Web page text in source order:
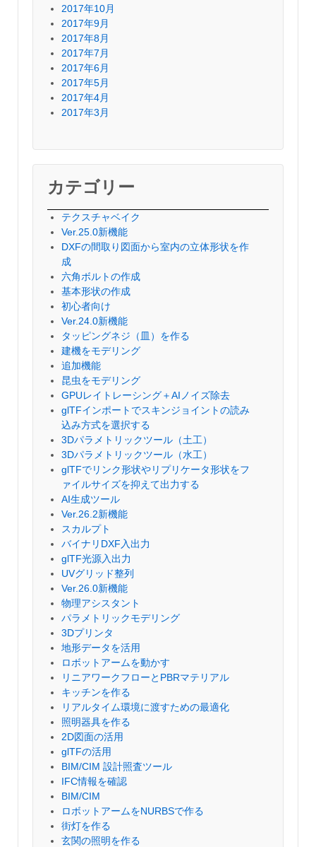
2017年10月
2017年9月
2017年8月
2017年7月
2017年6月
2017年5月
2017年4月
2017年3月
カテゴリー
テクスチャベイク
Ver.25.0新機能
DXFの間取り図面から室内の立体形状を作
成
六角ボルトの作成
基本形状の作成
初心者向け
Ver.24.0新機能
タッピングネジ（皿）を作る
建機をモデリング
追加機能
昆虫をモデリング
GPUレイトレーシング＋AIノイズ除去
glTFインポートでスキンジョイントの読み
込み方式を選択する
3Dパラメトリックツール（土工）
3Dパラメトリックツール（水工）
glTFでリンク形状やリプリケータ形状をフ
ァイルサイズを抑えて出力する
AI生成ツール
Ver.26.2新機能
スカルプト
バイナリDXF入出力
glTF光源入出力
UVグリッド整列
Ver.26.0新機能
物理アシスタント
パラメトリックモデリング
3Dプリンタ
地形データを活用
ロボットアームを動かす
リニアワークフローとPBRマテリアル
キッチンを作る
リアルタイム環境に渡すための最適化
照明器具を作る
2D図面の活用
glTFの活用
BIM/CIM 設計照査ツール
IFC情報を確認
BIM/CIM
ロボットアームをNURBSで作る
街灯を作る
玄関の照明を作る